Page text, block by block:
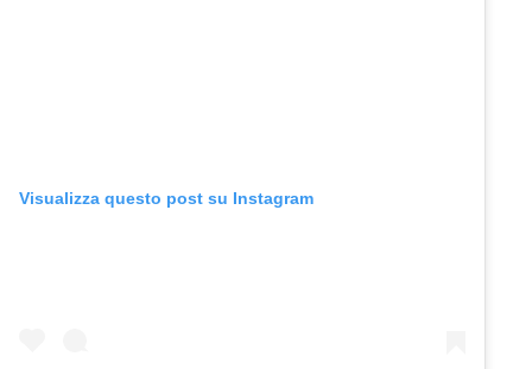
Visualizza questo post su Instagram